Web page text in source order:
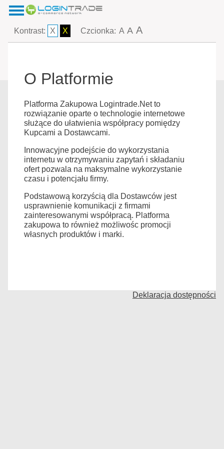
Kontrast: X X Czcionka: A A A
O Platformie
Platforma Zakupowa Logintrade.Net to
rozwiązanie oparte o technologie internetowe
służące do ułatwienia współpracy pomiędzy
Kupcami a Dostawcami.
Innowacyjne podejście do wykorzystania
internetu w otrzymywaniu zapytań i składaniu
ofert pozwala na maksymalne wykorzystanie
czasu i potencjału firmy.
Podstawową korzyścią dla Dostawców jest
usprawnienie komunikacji z firmami
zainteresowanymi współpracą. Platforma
zakupowa to również możliwośc promocji
własnych produktów i marki.
Deklaracja dostępności